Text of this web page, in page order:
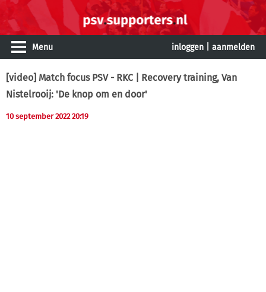
Menu inloggen aanmelden
[video] Match focus PSV - RKC | Recovery training, Van
Nistelrooij: 'De knop om en door'
10 september 2022 20:19